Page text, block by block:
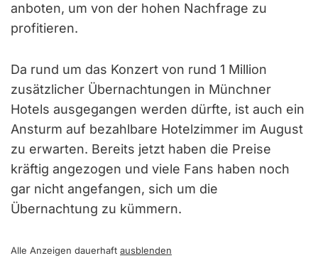
anboten, um von der hohen Nachfrage zu
profitieren.
Da rund um das Konzert von rund 1 Million
zusätzlicher Übernachtungen in Münchner
Hotels ausgegangen werden dürfte, ist auch ein
Ansturm auf bezahlbare Hotelzimmer im August
zu erwarten. Bereits jetzt haben die Preise
kräftig angezogen und viele Fans haben noch
gar nicht angefangen, sich um die
Übernachtung zu kümmern.
Alle Anzeigen dauerhaft ausblenden